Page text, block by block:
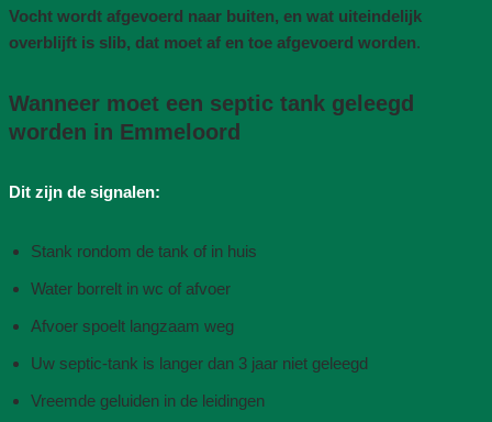
Vocht wordt afgevoerd naar buiten, en wat uiteindelijk
overblijft is slib, dat moet af en toe afgevoerd worden.
Wanneer moet een septic tank geleegd
worden in Emmeloord
Dit zijn de signalen:
Stank rondom de tank of in huis
Water borrelt in wc of afvoer
Afvoer spoelt langzaam weg
Uw septic-tank is langer dan 3 jaar niet geleegd
Vreemde geluiden in de leidingen